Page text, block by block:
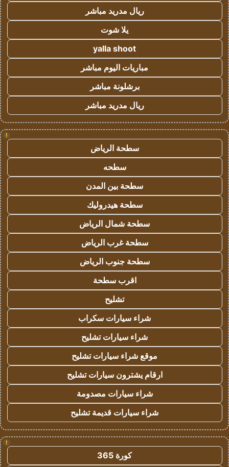
ريال مدريد مباشر
يلا شوت
yalla shoot
مباريات اليوم مباشر
برشلونة مباشر
ريال مدريد مباشر
!
سطحة الرياض
سطحه
سطحة بين المدن
سطحة هيدروليك
سطحة شمال الرياض
سطحة غرب الرياض
سطحة جنوب الرياض
اقرب سطحة
تشليح
شراء سيارات سكراب
شراء سيارات تشليح
موقع شراء سيارات تشليح
ارقام يشترون سيارات تشليح
شراء سيارات مصدومة
شراء سيارات قديمة تشليح
!
كورة 365